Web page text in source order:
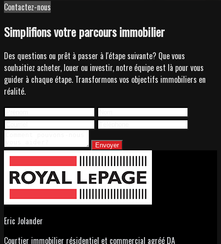
Contactez-nous
Simplifions votre parcours immobilier
Des questions ou prêt à passer à l'étape suivante? Que vous
souhaitiez acheter, louer ou investir, notre équipe est là pour vous
guider à chaque étape. Transformons vos objectifs immobiliers en
réalité.
Envoyer
Eric Jolander
Courtier immobilier résidentiel et commercial agréé DA